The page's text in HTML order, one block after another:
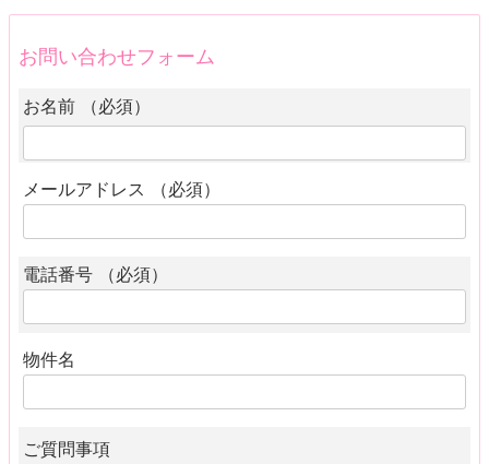
お問い合わせフォーム
お名前 （必須）
メールアドレス （必須）
電話番号 （必須）
物件名
ご質問事項